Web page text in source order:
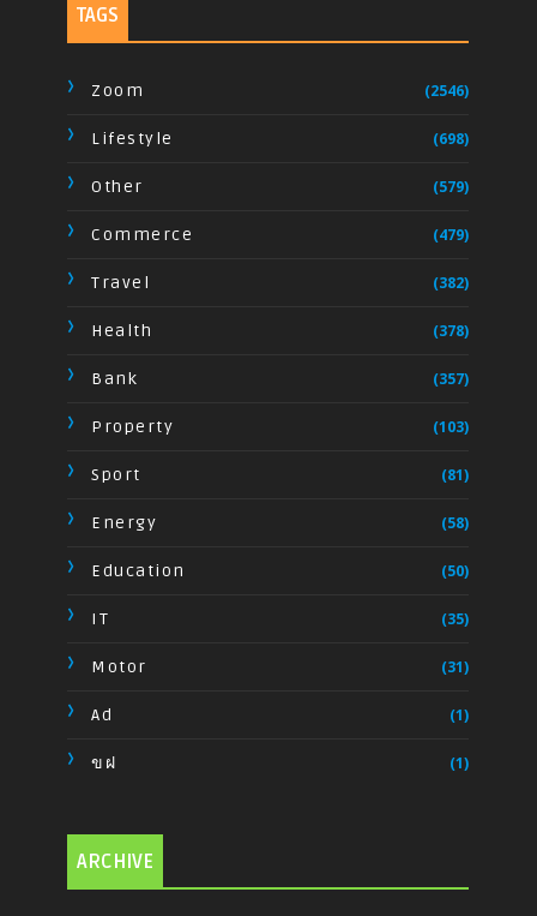
TAGS
Zoom (2546)
Lifestyle (698)
Other (579)
Commerce (479)
Travel (382)
Health (378)
Bank (357)
Property (103)
Sport (81)
Energy (58)
Education (50)
IT (35)
Motor (31)
Ad (1)
ขฝ (1)
ARCHIVE